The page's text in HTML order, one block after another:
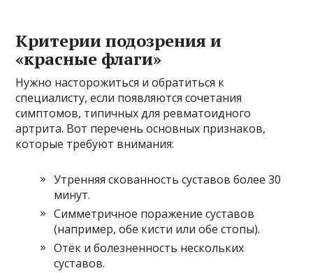
Критерии подозрения и
«красные флаги»
Нужно насторожиться и обратиться к
специалисту, если появляются сочетания
симптомов, типичных для ревматоидного
артрита. Вот перечень основных признаков,
которые требуют внимания:
Утренняя скованность суставов более 30
минут.
Симметричное поражение суставов
(например, обе кисти или обе стопы).
Отёк и болезненность нескольких
суставов.